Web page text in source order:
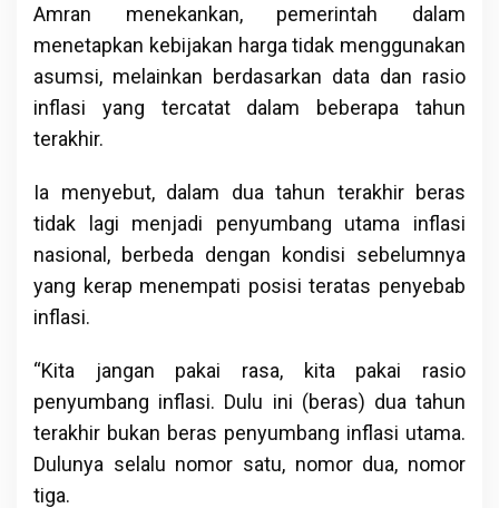
Amran menekankan, pemerintah dalam
menetapkan kebijakan harga tidak menggunakan
asumsi, melainkan berdasarkan data dan rasio
inflasi yang tercatat dalam beberapa tahun
terakhir.
Ia menyebut, dalam dua tahun terakhir beras
tidak lagi menjadi penyumbang utama inflasi
nasional, berbeda dengan kondisi sebelumnya
yang kerap menempati posisi teratas penyebab
inflasi.
“Kita jangan pakai rasa, kita pakai rasio
penyumbang inflasi. Dulu ini (beras) dua tahun
terakhir bukan beras penyumbang inflasi utama.
Dulunya selalu nomor satu, nomor dua, nomor
tiga.